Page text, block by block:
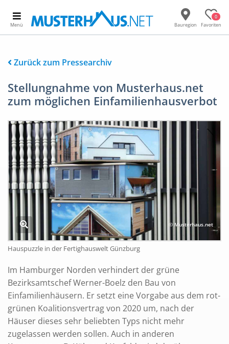
Menü Bauregion
0
Favoriten
Zurück zum Pressearchiv
Stellungnahme von Musterhaus.net
zum möglichen Einfamilienhausverbot
© Musterhaus.net
Hauspuzzle in der Fertighauswelt Günzburg
Im Hamburger Norden verhindert der grüne
Bezirksamtschef Werner-Boelz den Bau von
Einfamilienhäusern. Er setzt eine Vorgabe aus dem rot-
grünen Koalitionsvertrag von 2020 um, nach der
Häuser dieses sehr beliebten Typs nicht mehr
zugelassen werden sollen. Auch in anderen